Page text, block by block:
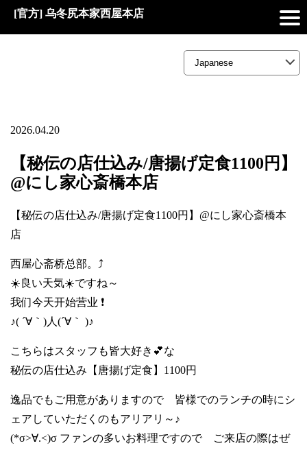
[官方] 乌冬尻本家西屋本店
2026.04.20
【秘伝の店仕込み/唐揚げ定食1100円】
@にし家心斎橋本店
【秘伝の店仕込み/唐揚げ定食1100円】@にし家心斎橋本
店
西屋心斋桥总部。⤴️
☀️良い天気☀️ですね～
我们今天开始营业 ❗
♪( ´∀｀)人(´∀｀ )♪
こちらはスタッフも皆大好き💕な
秘伝の店仕込み【唐揚げ定食】1100円
逸品でもご用意がありますので 皆様でのランチの時にシ
ェアしていただくのもアリアリ～♪
(*σ>∀.<)σ ファンの多いお料理ですので ご来店の際はぜ